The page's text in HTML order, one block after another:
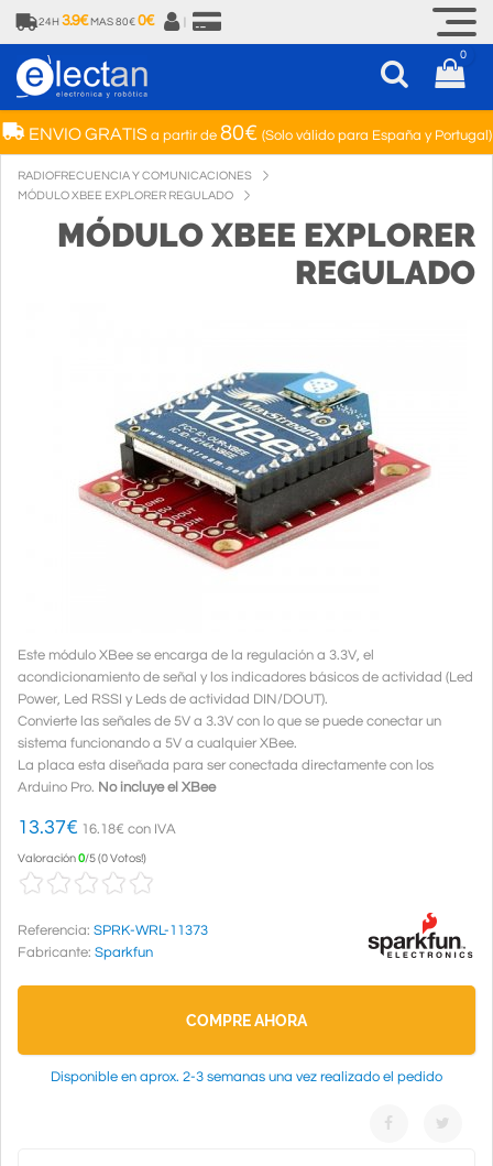
24H 3.9€ MAS 80€ 0€
0
ENVIO GRATISa partir de 80€ (Solo válido para España y Portugal)
RADIOFRECUENCIA Y COMUNICACIONES
MÓDULO XBEE EXPLORER REGULADO
MÓDULO XBEE EXPLORER
REGULADO
Este módulo XBee se encarga de la regulación a 3.3V, el
acondicionamiento de señal y los indicadores básicos de actividad (Led
Power, Led RSSI y Leds de actividad DIN/DOUT).
Convierte las señales de 5V a 3.3V con lo que se puede conectar un
sistema funcionando a 5V a cualquier XBee.
La placa esta diseñada para ser conectada directamente con los
Arduino Pro. No incluye el XBee
13.37€ 16.18€ con IVA
Valoración0/5(0 Votos!)
Referencia: SPRK-WRL-11373
Fabricante: Sparkfun
COMPRE AHORA
Disponible en aprox. 2-3 semanas una vez realizado el pedido